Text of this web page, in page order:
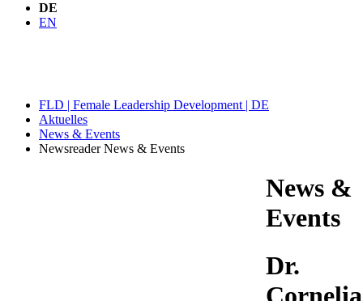
DE
EN
FLD | Female Leadership Development | DE
Aktuelles
News & Events
Newsreader News & Events
News &
Events
Dr.